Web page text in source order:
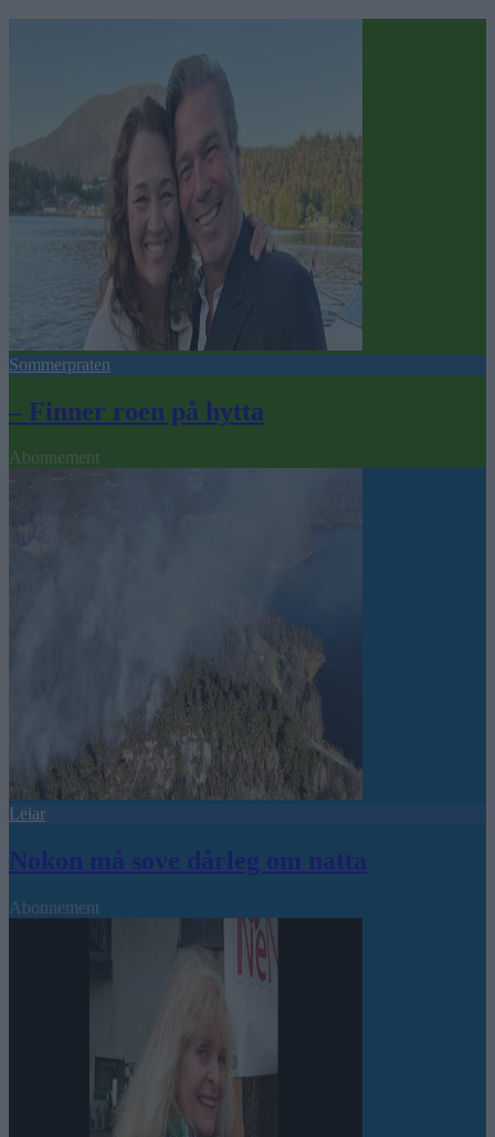
Sommerpraten
– Finner roen på hytta
Abonnement
Leiar
Nokon må sove dårleg om natta
Abonnement